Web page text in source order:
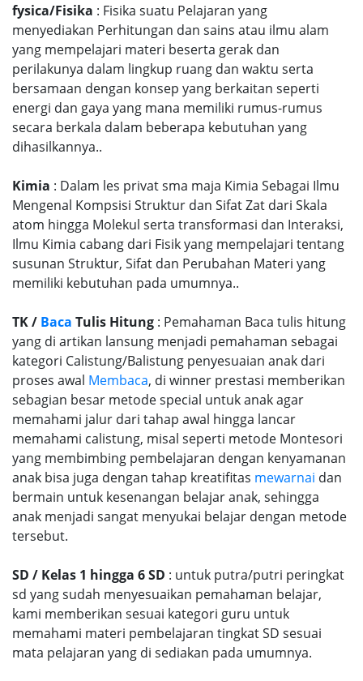
fysica/Fisika : Fisika suatu Pelajaran yang
menyediakan Perhitungan dan sains atau ilmu alam
yang mempelajari materi beserta gerak dan
perilakunya dalam lingkup ruang dan waktu serta
bersamaan dengan konsep yang berkaitan seperti
energi dan gaya yang mana memiliki rumus-rumus
secara berkala dalam beberapa kebutuhan yang
dihasilkannya..
Kimia : Dalam les privat sma maja Kimia Sebagai Ilmu
Mengenal Kompsisi Struktur dan Sifat Zat dari Skala
atom hingga Molekul serta transformasi dan Interaksi,
Ilmu Kimia cabang dari Fisik yang mempelajari tentang
susunan Struktur, Sifat dan Perubahan Materi yang
memiliki kebutuhan pada umumnya..
TK / Baca Tulis Hitung : Pemahaman Baca tulis hitung
yang di artikan lansung menjadi pemahaman sebagai
kategori Calistung/Balistung penyesuaian anak dari
proses awal Membaca, di winner prestasi memberikan
sebagian besar metode special untuk anak agar
memahami jalur dari tahap awal hingga lancar
memahami calistung, misal seperti metode Montesori
yang membimbing pembelajaran dengan kenyamanan
anak bisa juga dengan tahap kreatifitas mewarnai dan
bermain untuk kesenangan belajar anak, sehingga
anak menjadi sangat menyukai belajar dengan metode
tersebut.
SD / Kelas 1 hingga 6 SD : untuk putra/putri peringkat
sd yang sudah menyesuaikan pemahaman belajar,
kami memberikan sesuai kategori guru untuk
memahami materi pembelajaran tingkat SD sesuai
mata pelajaran yang di sediakan pada umumnya.